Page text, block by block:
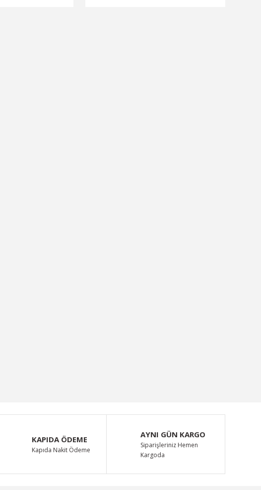
KAPIDA ÖDEME
Kapıda Nakit Ödeme
AYNI GÜN KARGO
Siparişleriniz Hemen
Kargoda